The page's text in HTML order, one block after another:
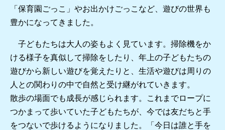
「保育園ごっこ」やお出かけごっこなど、遊びの世界も
豊かになってきました。
子どもたちは大人の姿もよく見ています。掃除機をか
ける様子を真似して掃除をしたり、年上の子どもたちの
遊びから新しい遊びを覚えたりと、生活や遊びは周りの
人との関わりの中で自然と受け継がれていきます。
散歩の場面でも成長が感じられます。これまでロープに
つかまって歩いていた子どもたちが、今では友だちと手
をつないで歩けるようになりました。「今日は誰と手を